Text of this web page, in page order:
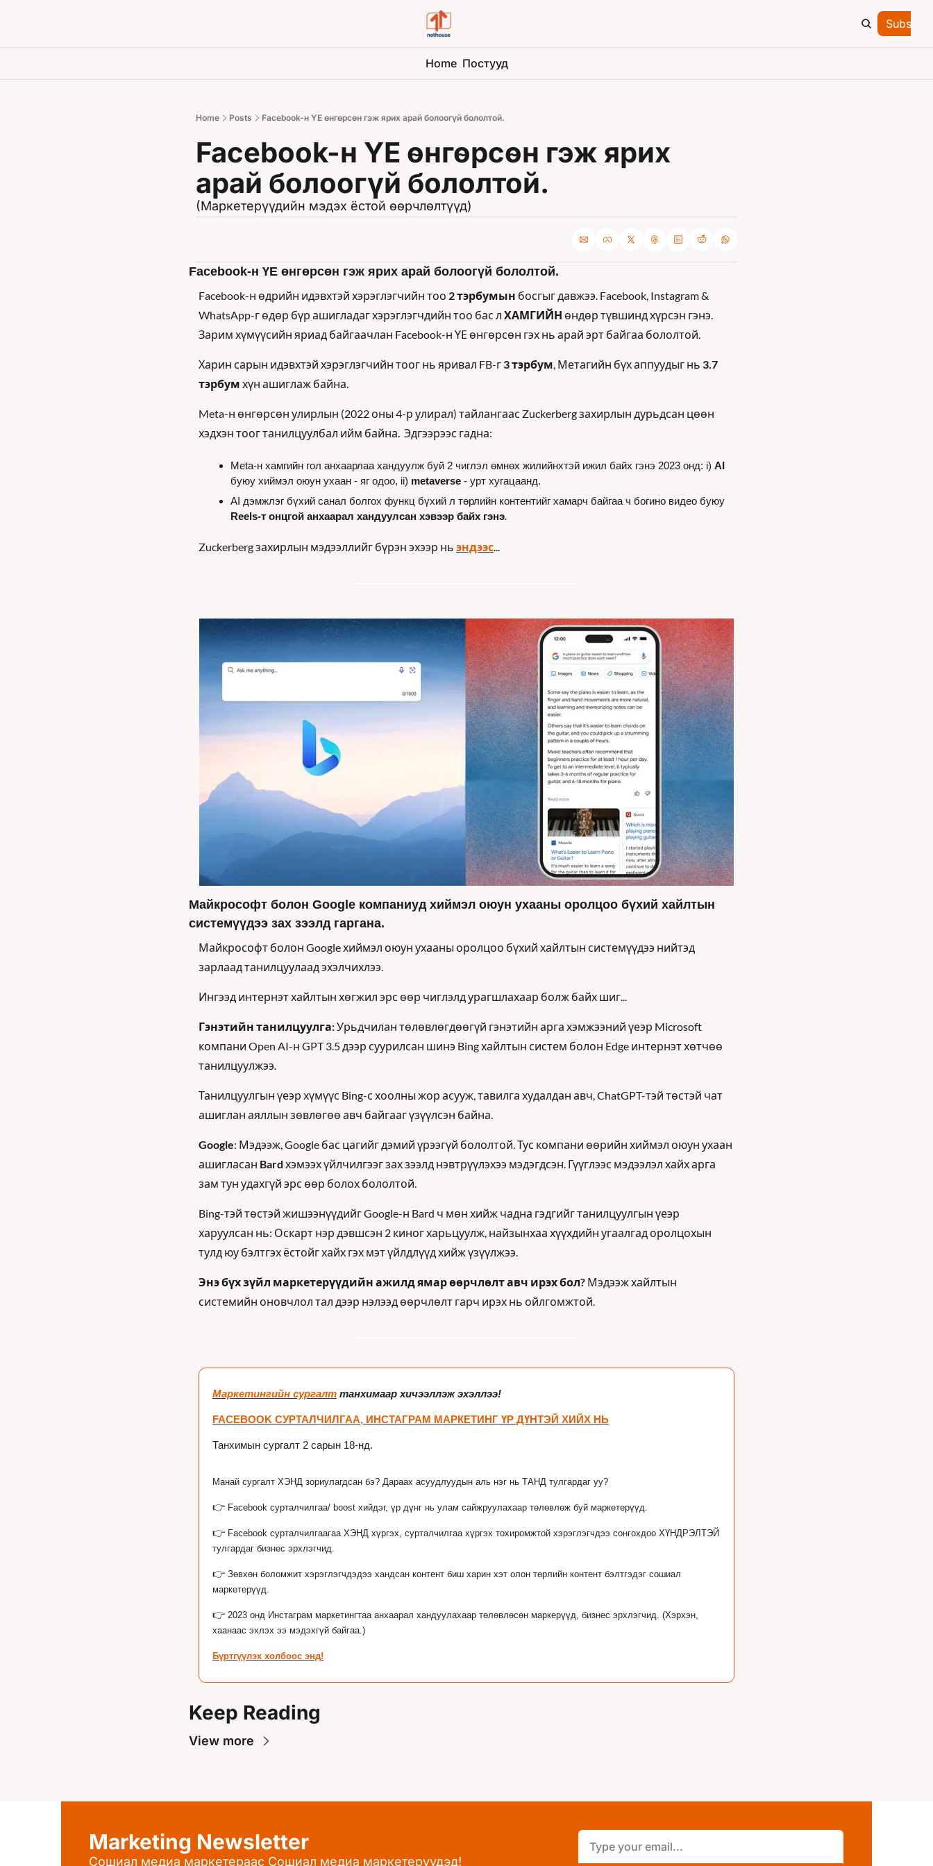
Home Постууд
Home Posts Facebook-н ҮЕ өнгөрсөн гэж ярих арай болоогүй бололтой.
Facebook-н ҮЕ өнгөрсөн гэж ярих
арай болоогүй бололтой.
(Маркетерүүдийн мэдэх ёстой өөрчлөлтүүд)
Facebook-н ҮЕ өнгөрсөн гэж ярих арай болоогүй бололтой.
Facebook-н өдрийн идэвхтэй хэрэглэгчийн тоо 2 тэрбумын босгыг давжээ. Facebook, Instagram &
WhatsApp-г өдөр бүр ашигладаг хэрэглэгчдийн тоо бас л ХАМГИЙН өндөр түвшинд хүрсэн гэнэ.
Зарим хүмүүсийн яриад байгаачлан Facebook-н ҮЕ өнгөрсөн гэх нь арай эрт байгаа бололтой.
Харин сарын идэвхтэй хэрэглэгчийн тоог нь яривал FB-г 3 тэрбум, Метагийн бүх аппуудыг нь 3.7
тэрбум хүн ашиглаж байна.
Meta-н өнгөрсөн улирлын (2022 оны 4-р улирал) тайлангаас Zuckerberg захирлын дурьдсан цөөн
хэдхэн тоог танилцуулбал ийм байна.  Эдгээрээс гадна:
Meta-н хамгийн гол анхаарлаа хандуулж буй 2 чиглэл өмнөх жилийнхтэй ижил байх гэнэ 2023 онд: i) AI
буюу хиймэл оюун ухаан - яг одоо, ii) metaverse - урт хугацаанд.
Reels-т онцгой анхаарал хандуулсан хэвээр байх гэнэ.
Zuckerberg захирлын мэдээллийг бүрэн эхээр нь эндээс...
Майкрософт болон Google компаниуд хиймэл оюун ухааны оролцоо бүхий хайлтын
системүүдээ зах зээлд гаргана.
Майкрософт болон Google хиймэл оюун ухааны оролцоо бүхий хайлтын системүүдээ нийтэд
зарлаад танилцуулаад эхэлчихлээ.
Ингээд интернэт хайлтын хөгжил эрс өөр чиглэлд урагшлахаар болж байх шиг...
Гэнэтийн танилцуулга: Урьдчилан төлөвлөгдөөгүй гэнэтийн арга хэмжээний үеэр Microsoft
компани Open AI-н GPT 3.5 дээр суурилсан шинэ Bing хайлтын систем болон Edge интернэт хөтчөө
танилцуулжээ.
Танилцуулгын үеэр хүмүүс Bing-с хоолны жор асууж, тавилга худалдан авч, ChatGPT-тэй төстэй чат
ашиглан аяллын зөвлөгөө авч байгааг үзүүлсэн байна.
Google: Мэдээж, Google бас цагийг дэмий үрээгүй бололтой. Тус компани өөрийн хиймэл оюун ухаан
ашигласан Bard хэмээх үйлчилгээг зах зээлд нэвтрүүлэхээ мэдэгдсэн. Гүүглээс мэдээлэл хайх арга
зам тун удахгүй эрс өөр болох бололтой.
Bing-тэй төстэй жишээнүүдийг Google-н Bard ч мөн хийж чадна гэдгийг танилцуулгын үеэр
харуулсан нь: Оскарт нэр дэвшсэн 2 киног харьцуулж, найзынхаа хүүхдийн угаалгад оролцохын
тулд юу бэлтгэх ёстойг хайх гэх мэт үйлдлүүд хийж үзүүлжээ.
Энэ бүх зүйл маркетерүүдийн ажилд ямар өөрчлөлт авч ирэх бол? Мэдээж хайлтын
системийн оновчлол тал дээр нэлээд өөрчлөлт гарч ирэх нь ойлгомжтой.
Маркетингийн сургалт танхимаар хичээллэж эхэллээ!
FACEBOOK СУРТАЛЧИЛГАА, ИНСТАГРАМ МАРКЕТИНГ ҮР ДҮНТЭЙ ХИЙХ НЬ
Танхимын сургалт 2 сарын 18-нд.
Манай сургалт ХЭНД зориулагдсан бэ? Дараах асуудлуудын аль нэг нь ТАНД тулгардаг уу?
👉 Facebook сурталчилгаа/ boost хийдэг, үр дүнг нь улам сайжруулахаар төлөвлөж буй маркетерүүд.
👉 Facebook сурталчилгаагаа ХЭНД хүргэх, сурталчилгаа хүргэх тохиромжтой хэрэглэгчдээ сонгохдоо ХҮНДРЭЛТЭЙ
тулгардаг бизнес эрхлэгчид.
👉 Зөвхөн боломжит хэрэглэгчдэдээ хандсан контент биш харин хэт олон төрлийн контент бэлтгэдэг сошиал
маркетерүүд.
👉 2023 онд Инстаграм маркетингтаа анхаарал хандуулахаар төлөвлөсөн маркерүүд, бизнес эрхлэгчид. (Хэрхэн,
хаанаас эхлэх ээ мэдэхгүй байгаа.)
Бүртгүүлэх холбоос энд!
Keep Reading
View more
Marketing Newsletter
Сошиал медиа маркетераас Сошиал медиа маркетерүүдэд!